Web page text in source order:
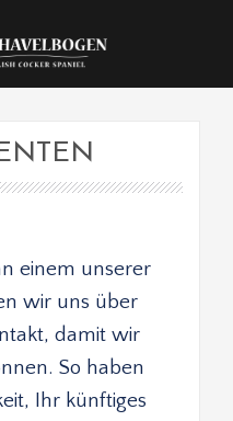
einem unserer
wir uns über
damit wir
So haben
Ihr künftiges